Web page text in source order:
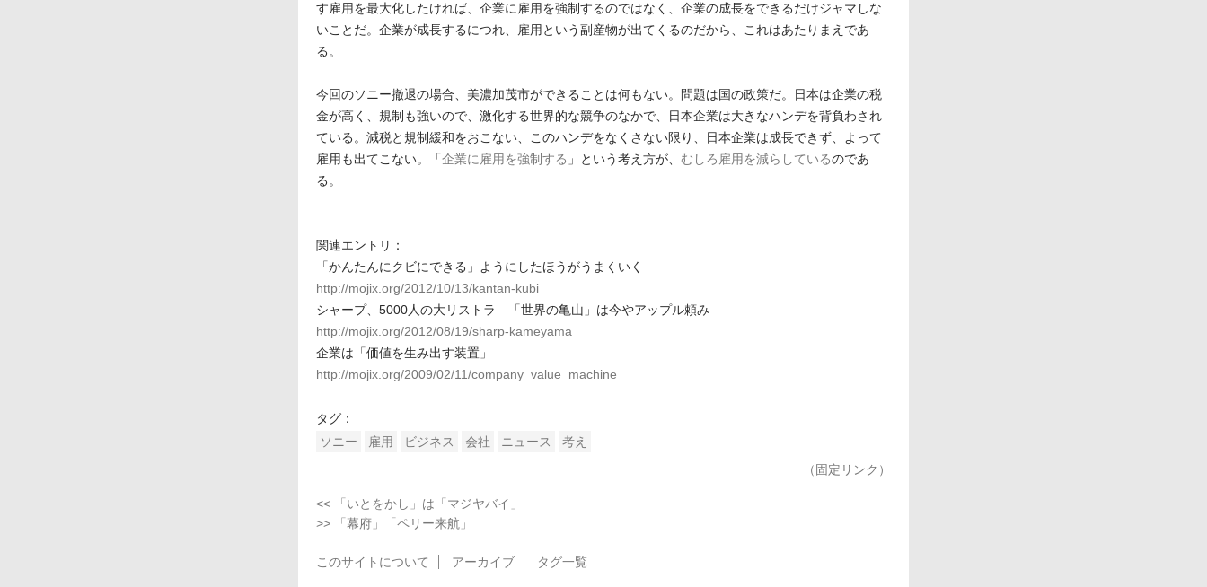
す雇用を最大化したければ、企業に雇用を強制するのではなく、企業の成長をできるだけジャマしな
いことだ。企業が成長するにつれ、雇用という副産物が出てくるのだから、これはあたりまえであ
る。
今回のソニー撤退の場合、美濃加茂市ができることは何もない。問題は国の政策だ。日本は企業の税
金が高く、規制も強いので、激化する世界的な競争のなかで、日本企業は大きなハンデを背負わされ
ている。減税と規制緩和をおこない、このハンデをなくさない限り、日本企業は成長できず、よって
雇用も出てこない。「企業に雇用を強制する 」という考え方が、 むしろ雇用を減らしているのであ
る。
関連エントリ：
「かんたんにクビにできる」ようにしたほうがうまくいく
http://mojix.org/2012/10/13/kantan-kubi
シャープ、5000人の大リストラ 「世界の亀山」は今やアップル頼み
http://mojix.org/2012/08/19/sharp-kameyama
企業は「価値を生み出す装置」
http://mojix.org/2009/02/11/company_value_machine
タグ：
ソニー
雇用 ビジネス 会社 ニュース
考え
（固定リンク）
<< 「いとをかし」は「マジヤバイ」
>> 「幕府」「ペリー来航」
このサイトについて アーカイブ タグ一覧